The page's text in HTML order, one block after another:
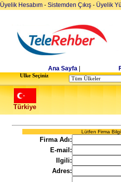
Üyelik Hesabım - Sistemden Çıkış - Üyelik
Ana Sayfa
Ulke Seçiniz
Türkiye
Lütfen Firma
Firma Adı:
E-mail:
Ilgili:
Adres: